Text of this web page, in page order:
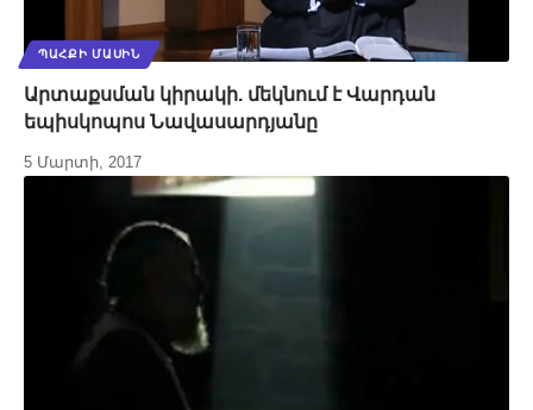
ՊԱՀՔԻ ՄԱՍԻՆ
Արտաքսման կիրակի. մեկնում է Վարդան
եպիսկոպոս Նավասարդյանը
5 Մարտի, 2017